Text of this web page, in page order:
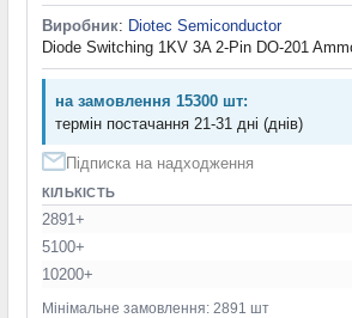
Виробник: Diotec Semiconductor
Diode Switching 1KV 3A 2-Pin DO-201
на замовлення 15300 шт:
термін постачання 21-31 дні (днів)
Підписка на надходження
КІЛЬКІСТЬ
2891+
5100+
10200+
Мінімальне замовлення: 2891 шт